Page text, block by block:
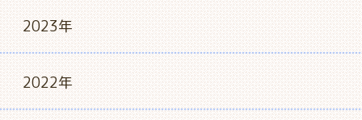
2023年
2022年